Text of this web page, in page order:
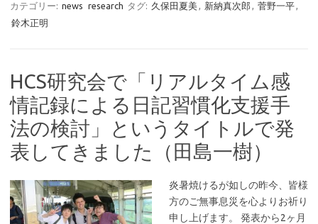
カテゴリー: news research タグ: 久保田夏美, 新納真次郎 , 菅野一平,
鈴木正明
HCS研究会で「リアルタイム感
情記録による日記習慣化支援手
法の検討」というタイトルで発
表してきました（田島一樹）
炎暑焼けるが如しの昨今、皆様
方のご無事息災を心よりお祈り
申し上げます。 発表から2ヶ月